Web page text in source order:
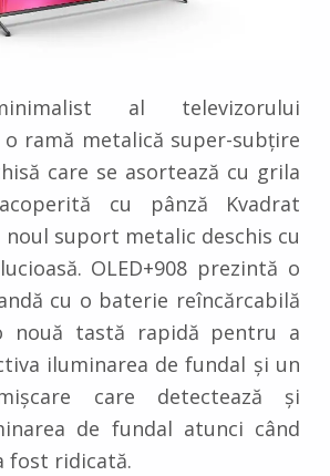
al televizorului
o ramă metalică super-subțire
care se asortează cu grila
cu pânză Kvadrat
noul suport metalic deschis cu
OLED+908 prezintă o
cu o baterie reîncărcabilă
nouă tastă rapidă pentru a
iluminarea de fundal și un
care detectează și
de fundal atunci când
fost ridicată.